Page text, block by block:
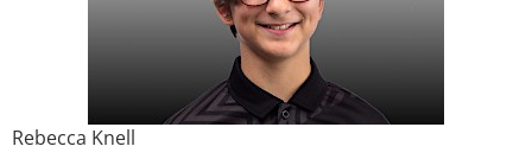
Rebecca Knell